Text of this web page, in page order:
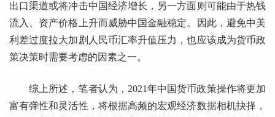
出口渠道或将冲击中国经济增长，另一方面则可能由于热钱
流入、资产价格上升而威胁中国金融稳定。因此，避免中美
利差过度拉大加剧人民币汇率升值压力，也应该成为货币政
策决策时需要考虑的因素之一。
综上所述，笔者认为，2021年中国货币政策操作将更加
富有弹性和灵活性，将根据高频的宏观经济数据相机抉择，